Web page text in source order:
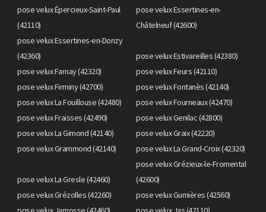
pose velux Épercieux-Saint-Paul
(42110)
pose velux Essertines-en-
Châtelneuf (42600)
pose velux Essertines-en-Donzy
(42360)
pose velux Estivareilles (42380)
pose velux Farnay (42320)
pose velux Feurs (42110)
pose velux Firminy (42700)
pose velux Fontanès (42140)
pose velux La Fouillouse (42480)
pose velux Fourneaux (42470)
pose velux Fraisses (42490)
pose velux Genilac (42800)
pose velux La Gimond (42140)
pose velux Graix (42220)
pose velux Grammond (42140)
pose velux La Grand-Croix (42320)
pose velux La Gresle (42460)
pose velux Grézieux-le-Fromental
(42600)
pose velux Grézolles (42260)
pose velux Gumières (42560)